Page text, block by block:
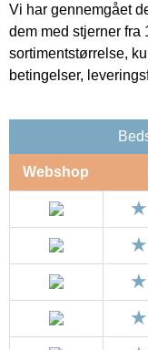
Vi har gennemgået
dem med stjerner fra
sortimentstørrelse,
betingelser,
Webshop